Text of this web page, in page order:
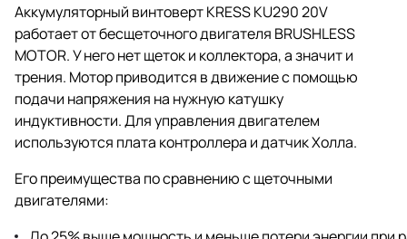
Аккумуляторный винтоверт KRESS KU290 20V
работает от бесщеточного двигателя BRUSHLESS
MOTOR. У него нет щеток и коллектора, а значит и
трения. Мотор приводится в движение с помощью
подачи напряжения на нужную катушку
индуктивности. Для управления двигателем
используются плата контроллера и датчик Холла.
Его преимущества по сравнению с щеточными
двигателями: